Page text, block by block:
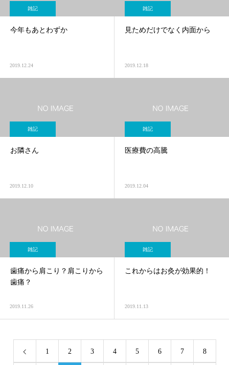
雑記
今年もあとわずか
2019.12.24
雑記
見ためだけでなく内面から
2019.12.18
雑記
お隣さん
2019.12.10
雑記
医療費の高騰
2019.12.04
雑記
歯痛から肩こり？肩こりから
歯痛？
2019.11.26
雑記
これからはお灸が効果的！
2019.11.13
1 2 3 4 5 6 7 8